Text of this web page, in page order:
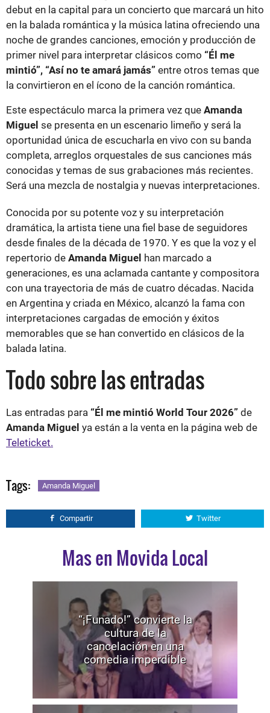
debut en la capital para un concierto que marcará un hito
en la balada romántica y la música latina ofreciendo una
noche de grandes canciones, emoción y producción de
primer nivel para interpretar clásicos como “Él me
mintió”, “Así no te amará jamás” entre otros temas que
la convirtieron en el ícono de la canción romántica.
Este espectáculo marca la primera vez que Amanda
Miguel se presenta en un escenario limeño y será la
oportunidad única de escucharla en vivo con su banda
completa, arreglos orquestales de sus canciones más
conocidas y temas de sus grabaciones más recientes.
Será una mezcla de nostalgia y nuevas interpretaciones.
Conocida por su potente voz y su interpretación
dramática, la artista tiene una fiel base de seguidores
desde finales de la década de 1970. Y es que la voz y el
repertorio de Amanda Miguel han marcado a
generaciones, es una aclamada cantante y compositora
con una trayectoria de más de cuatro décadas. Nacida
en Argentina y criada en México, alcanzó la fama con
interpretaciones cargadas de emoción y éxitos
memorables que se han convertido en clásicos de la
balada latina.
Todo sobre las entradas
Las entradas para “Él me mintió World Tour 2026” de
Amanda Miguel ya están a la venta en la página web de
Teleticket.
Tags: Amanda Miguel
Compartir Twitter
Mas en Movida Local
“¡Funado!” convierte la
cultura de la
cancelación en una
comedia imperdible